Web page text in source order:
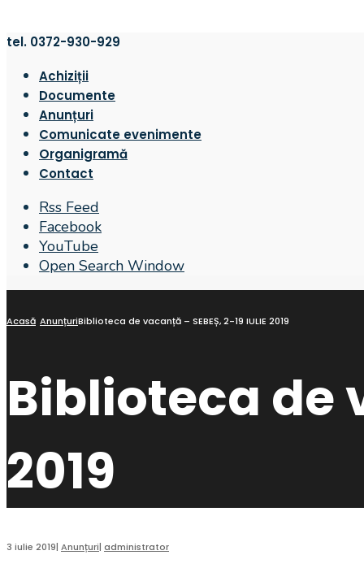
tel. 0372-930-929
Achiziții
Documente
Anunțuri
Comunicate evenimente
Organigramă
Contact
Rss Feed
Facebook
YouTube
Open Search Window
Acasă AnunțuriBiblioteca de vacanță – SEBEȘ, 2-19 IULIE 2019
Biblioteca de
2019
3 iulie 2019| Anunțuri| administrator